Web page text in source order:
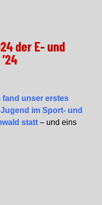
der E- und
fand unser erstes
im Sport- und
statt – und eins